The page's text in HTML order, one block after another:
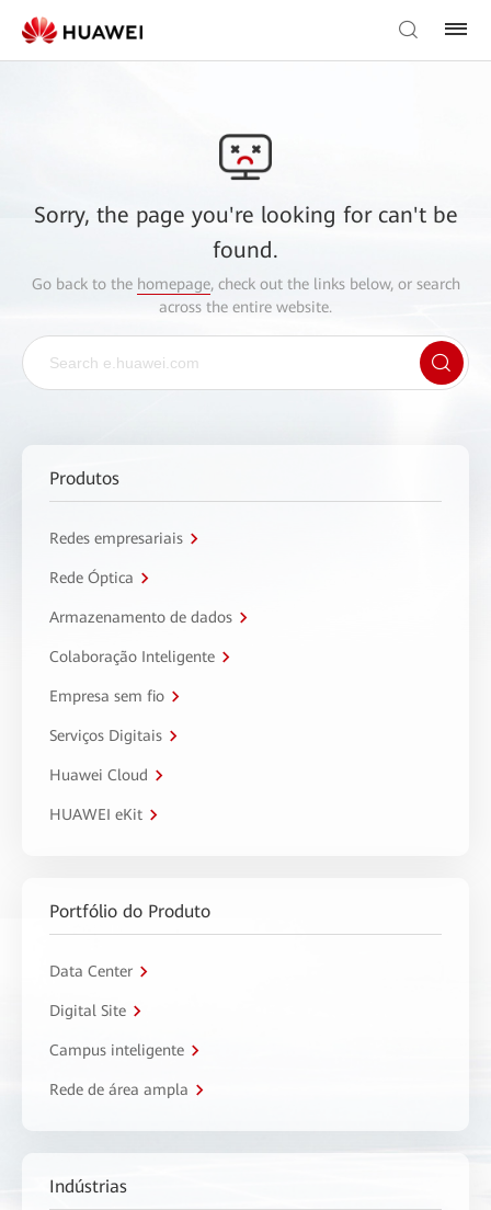
Sorry, the page you're looking for can't be
found.
Go back to the homepage, check out the links below, or search
across the entire website.
Produtos
Redes empresariais
Rede Óptica
Armazenamento de dados
Colaboração Inteligente
Empresa sem fio
Serviços Digitais
Huawei Cloud
HUAWEI eKit
Portfólio do Produto
Data Center
Digital Site
Campus inteligente
Rede de área ampla
Indústrias